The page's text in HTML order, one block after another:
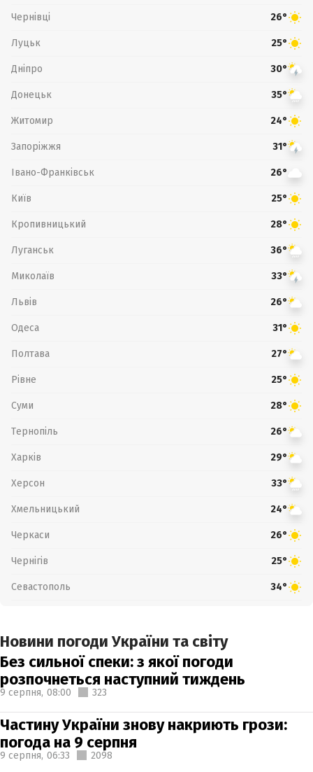
Чернівці 26°
Луцьк 25°
Дніпро 30°
Донецьк 35°
Житомир 24°
Запоріжжя 31°
Івано-Франківськ 26°
Київ 25°
Кропивницький 28°
Луганськ 36°
Миколаїв 33°
Львів 26°
Одеса 31°
Полтава 27°
Рівне 25°
Суми 28°
Тернопіль 26°
Харків 29°
Херсон 33°
Хмельницький 24°
Черкаси 26°
Чернігів 25°
Севастополь 34°
Новини погоди України та світу
Без сильної спеки: з якої погоди
розпочнеться наступний тиждень
9 серпня, 08:00 323
Частину України знову накриють грози:
погода на 9 серпня
9 серпня, 06:33 2098